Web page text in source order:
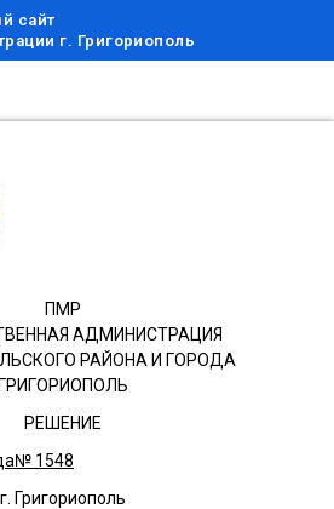
сайт
г. Григориополь
ПМР
АДМИНИСТРАЦИЯ
РАЙОНА И ГОРОДА
ГРИГОРИОПОЛЬ
РЕШЕНИЕ
№ 1548
г. Григориополь